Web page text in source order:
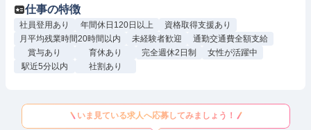
仕事の特徴
社員登用あり 年間休日120日以上
資格取得支援あり
月平均残業時間20時間以内
未経験者歓迎
通勤交通費全額支給
賞与あり
育休あり 完全週休2日制
女性が活躍中
駅近5分以内
社割あり
いま見ている求人へ応募してみましょう！